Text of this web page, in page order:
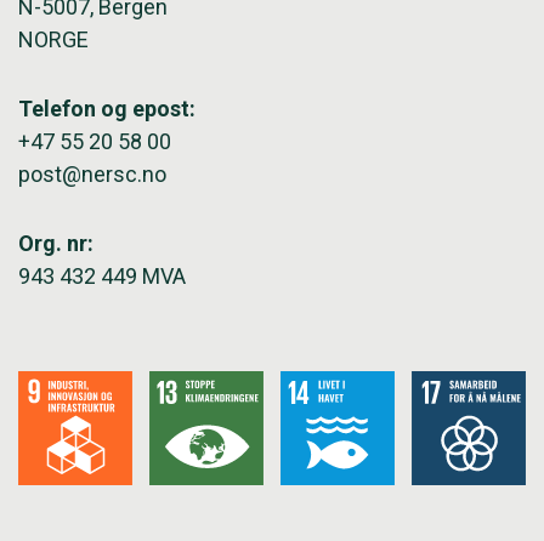
N-5007, Bergen
NORGE
Telefon og epost:
+47 55 20 58 00
post@nersc.no
Org. nr:
943 432 449 MVA